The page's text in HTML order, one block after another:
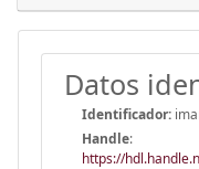
Datos
Identificador:
Handle:
https://